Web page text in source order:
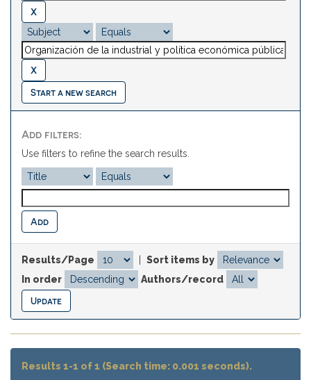
Start a new search
Add filters:
Use filters to refine the search results.
Results/Page
Sort items by
In order
Authors/record
Results 1-1 of 1 (Search time: 0.001 seconds).